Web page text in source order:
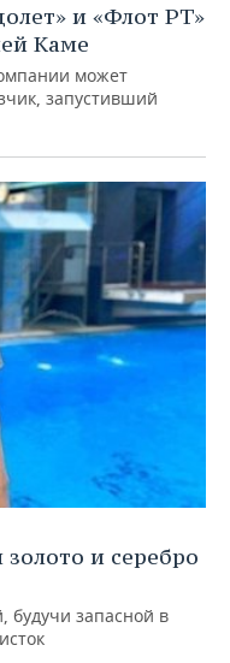
и «Флот РТ»
Каме
может
запустивший
и серебро
будучи запасной в